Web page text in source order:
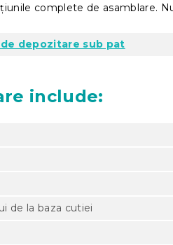
complete de asamblare.
depozitare sub pat
include:
de la baza cutiei